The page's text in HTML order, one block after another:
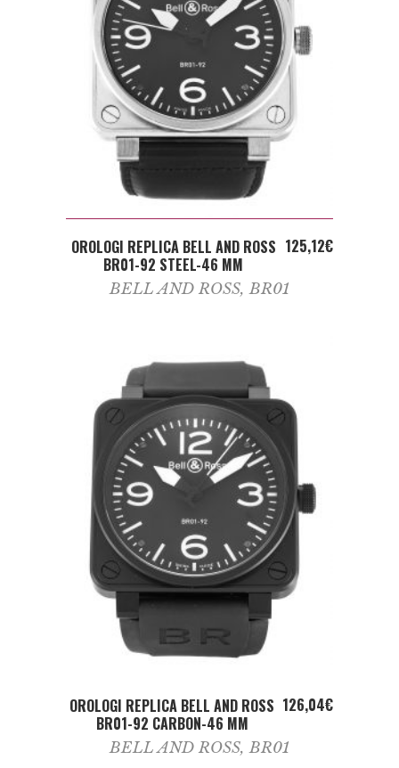
ADD TO CART
OROLOGI REPLICA BELL AND ROSS
BR01-92 STEEL-46 MM
125,12€
BELL AND ROSS,BR01
ADD TO CART
OROLOGI REPLICA BELL AND ROSS
BR01-92 CARBON-46 MM
126,04€
BELL AND ROSS,BR01